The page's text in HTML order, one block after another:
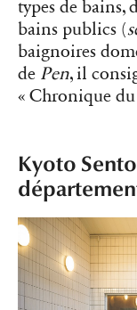
types de bains,
bains publics (
baignoires
de Pen, il
« Chronique
Kyoto